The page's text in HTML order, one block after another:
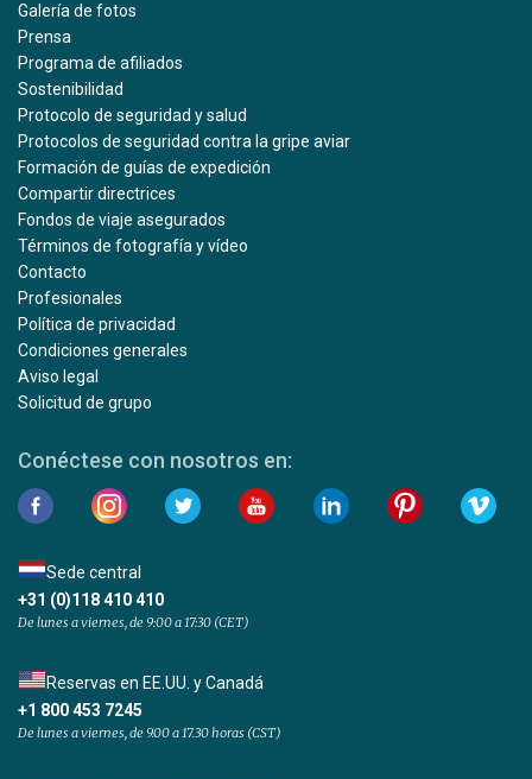
Galería de fotos
Prensa
Programa de afiliados
Sostenibilidad
Protocolo de seguridad y salud
Protocolos de seguridad contra la gripe aviar
Formación de guías de expedición
Compartir directrices
Fondos de viaje asegurados
Términos de fotografía y vídeo
Contacto
Profesionales
Política de privacidad
Condiciones generales
Aviso legal
Solicitud de grupo
Conéctese con nosotros en:
Sede central
+31 (0)118 410 410
De lunes a viernes, de 9:00 a 17:30 (CET)
Reservas en EE.UU. y Canadá
+1 800 453 7245
De lunes a viernes, de 9.00 a 17.30 horas (CST)